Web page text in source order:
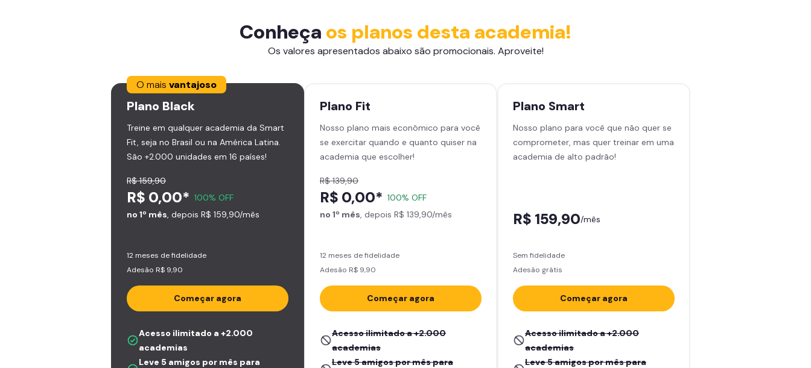
Conheça os planos desta academia!
Os valores apresentados abaixo são promocionais. Aproveite!
O mais vantajoso
Plano Black
Treine em qualquer academia da Smart
Fit, seja no Brasil ou na América Latina.
São +2.000 unidades em 16 países!
R$ 159,90
R$ 0,00* 100% OFF
no 1º mês , depois R$ 159,90/mês
12 meses de fidelidade
Adesão R$ 9,90
Começar agora
Acesso ilimitado a +2.000
academias
Leve 5 amigos por mês para
Plano Fit
Nosso plano mais econômico para você
se exercitar quando e quanto quiser na
academia que escolher!
R$ 139,90
R$ 0,00* 100% OFF
no 1º mês , depois R$ 139,90/mês
12 meses de fidelidade
Adesão R$ 9,90
Começar agora
Acesso ilimitado a +2.000
academias
Leve 5 amigos por mês para
Plano Smart
Nosso plano para você que não quer se
comprometer, mas quer treinar em uma
academia de alto padrão!
R$ 159,90/mês
Sem fidelidade
Adesão grátis
Começar agora
Acesso ilimitado a +2.000
academias
Leve 5 amigos por mês para